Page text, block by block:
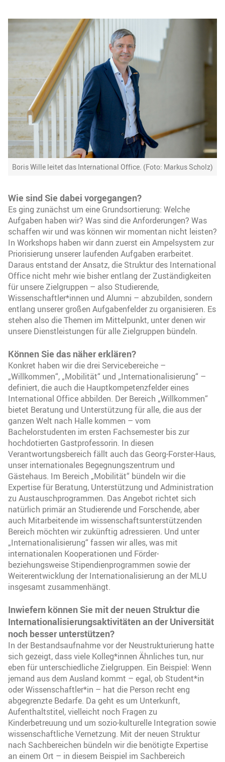
Boris Wille leitet das International Office. (Foto: Markus Scholz)
Wie sind Sie dabei vorgegangen?
Es ging zunächst um eine Grundsortierung: Welche
Aufgaben haben wir? Was sind die Anforderungen? Was
schaffen wir und was können wir momentan nicht leisten?
In Workshops haben wir dann zuerst ein Ampelsystem zur
Priorisierung unserer laufenden Aufgaben erarbeitet.
Daraus entstand der Ansatz, die Struktur des International
Office nicht mehr wie bisher entlang der Zuständigkeiten
für unsere Zielgruppen – also Studierende,
Wissenschaftler*innen und Alumni – abzubilden, sondern
entlang unserer großen Aufgabenfelder zu organisieren. Es
stehen also die Themen im Mittelpunkt, unter denen wir
unsere Dienstleistungen für alle Zielgruppen bündeln.
Können Sie das näher erklären?
Konkret haben wir die drei Servicebereiche –
„Willkommen“, „Mobilität“ und „Internationalisierung“ –
definiert, die auch die Hauptkompetenzfelder eines
International Office abbilden. Der Bereich „Willkommen“
bietet Beratung und Unterstützung für alle, die aus der
ganzen Welt nach Halle kommen – vom
Bachelorstudenten im ersten Fachsemester bis zur
hochdotierten Gastprofessorin. In diesen
Verantwortungsbereich fällt auch das Georg-Forster-Haus,
unser internationales Begegnungszentrum und
Gästehaus. Im Bereich „Mobilität“ bündeln wir die
Expertise für Beratung, Unterstützung und Administration
zu Austauschprogrammen. Das Angebot richtet sich
natürlich primär an Studierende und Forschende, aber
auch Mitarbeitende im wissenschaftsunterstützenden
Bereich möchten wir zukünftig adressieren. Und unter
„Internationalisierung“ fassen wir alles, was mit
internationalen Kooperationen und Förder-
beziehungsweise Stipendienprogrammen sowie der
Weiterentwicklung der Internationalisierung an der MLU
insgesamt zusammenhängt.
Inwiefern können Sie mit der neuen Struktur die
Internationalisierungsaktivitäten an der Universität
noch besser unterstützen?
In der Bestandsaufnahme vor der Neustrukturierung hatte
sich gezeigt, dass viele Kolleg*innen Ähnliches tun, nur
eben für unterschiedliche Zielgruppen. Ein Beispiel: Wenn
jemand aus dem Ausland kommt – egal, ob Student*in
oder Wissenschaftler*in – hat die Person recht eng
abgegrenzte Bedarfe. Da geht es um Unterkunft,
Aufenthaltstitel, vielleicht noch Fragen zu
Kinderbetreuung und um sozio-kulturelle Integration sowie
wissenschaftliche Vernetzung. Mit der neuen Struktur
nach Sachbereichen bündeln wir die benötigte Expertise
an einem Ort – in diesem Beispiel im Sachbereich